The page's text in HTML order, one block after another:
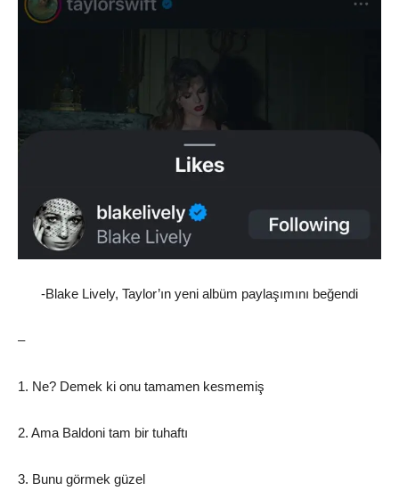
-Blake Lively, Taylor’ın yeni albüm paylaşımını beğendi
–
1. Ne? Demek ki onu tamamen kesmemiş
2. Ama Baldoni tam bir tuhaftı
3. Bunu görmek güzel